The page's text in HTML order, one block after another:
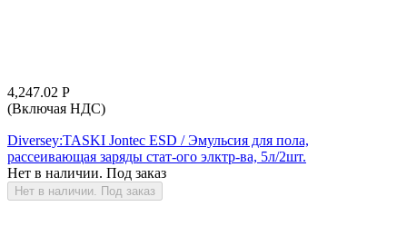
4,247.02 Р
(Включая НДС)
Diversey:TASKI Jontec ESD / Эмульсия для пола,
рассеивающая заряды стат-ого элктр-ва, 5л/2шт.
Нет в наличии. Под заказ
Нет в наличии. Под заказ